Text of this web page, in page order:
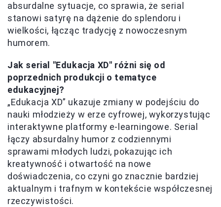
absurdalne sytuacje, co sprawia, że serial
stanowi satyrę na dążenie do splendoru i
wielkości, łącząc tradycję z nowoczesnym
humorem.
Jak serial "Edukacja XD" różni się od
poprzednich produkcji o tematyce
edukacyjnej?
„Edukacja XD” ukazuje zmiany w podejściu do
nauki młodzieży w erze cyfrowej, wykorzystując
interaktywne platformy e-learningowe. Serial
łączy absurdalny humor z codziennymi
sprawami młodych ludzi, pokazując ich
kreatywność i otwartość na nowe
doświadczenia, co czyni go znacznie bardziej
aktualnym i trafnym w kontekście współczesnej
rzeczywistości.